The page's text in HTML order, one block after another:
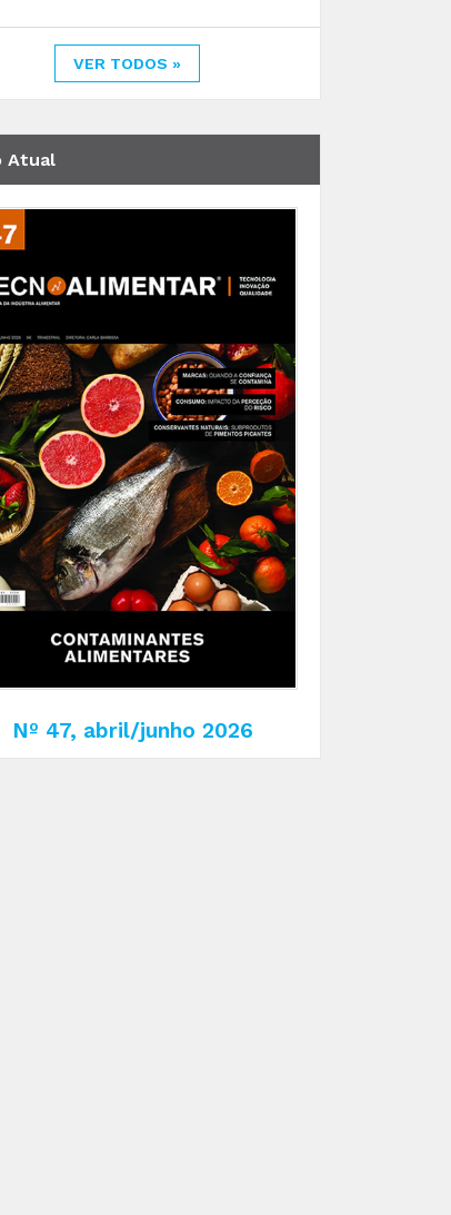
VER TODOS »
Atual
Nº 47, abril/junho 2026